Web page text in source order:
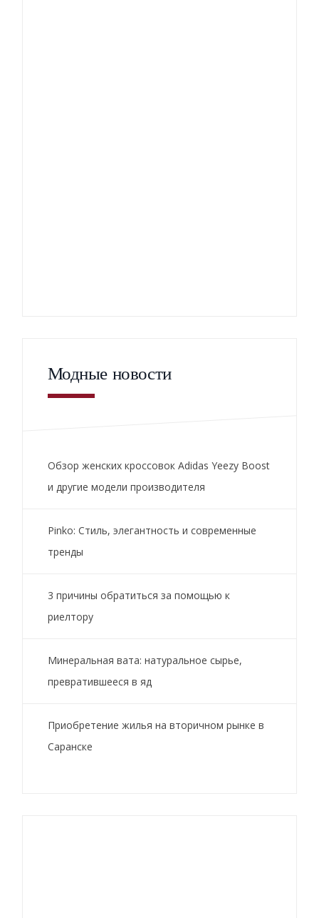
Модные новости
Обзор женских кроссовок Adidas Yeezy Boost
и другие модели производителя
Pinko: Стиль, элегантность и современные
тренды
3 причины обратиться за помощью к
риелтору
Минеральная вата: натуральное сырье,
превратившееся в яд
Приобретение жилья на вторичном рынке в
Саранске